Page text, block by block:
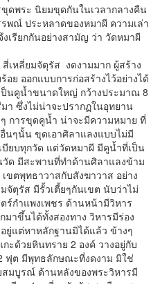
ดพระ นิยมขุดกันในเวลากลางคืน
พณ์ ประหลาดของหมาผี ความเล่า
เรียกกันอย่างสามัญ ว่า วัดหมาผี
ลี่ยมจัตุรัส งดงามมาก ผู้สร้าง
อย ออกแบบการก่อสร้างไว้อย่างได้
นคูน้ำขนาดใหญ่ กว้างประมาณ 8
า ซึ่งไม่น่าจะปรากฏในอุทยาน
การขุดคูน้ำ น่าจะมีความหมาย ที่
นๆนั้น ขุดเอาศิลาแลงแบบไม่มี
ยบทุกวัด แต่วัดหมาผี มีคูน้ำที่เป็น
วัด มีสะพานที่ทำด้านศิลาแลงข้าม
ขตพุทธาวาสกับสังฆาวาส อย่าง
จัตุรัส มีรั้วเตี้ยๆกันเขต นับว่าไม่
ร์กำแพงเพชร ด้านหน้ามีวิหาร
าขึ้นได้ทั้งสองทาง วิหารมีร่อง
ยู่แต่หาหลักฐานมิได้แล้ว ข้างๆ
ะด้วยหินทราย 2 องค์ วางอยู่กับ
ฟุต มีพุทธลักษณะที่งดงาม มิใช่
มบูรณ์ ด้านหลังของพระวิหารมี